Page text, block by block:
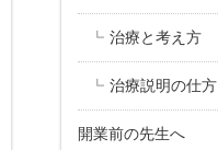
治療と考え方
治療説明の仕方
開業前の先生へ